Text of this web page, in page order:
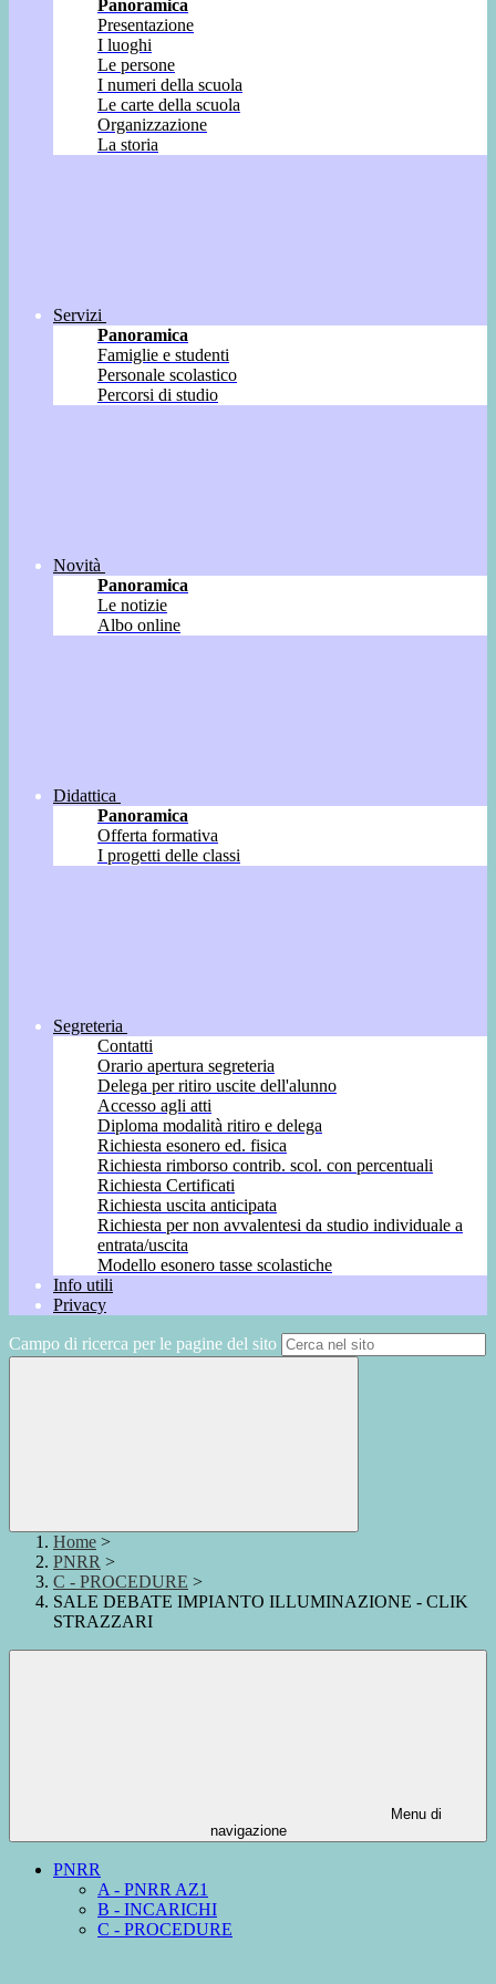
Panoramica
Presentazione
I luoghi
Le persone
I numeri della scuola
Le carte della scuola
Organizzazione
La storia
Servizi
Panoramica
Famiglie e studenti
Personale scolastico
Percorsi di studio
Novità
Panoramica
Le notizie
Albo online
Didattica
Panoramica
Offerta formativa
I progetti delle classi
Segreteria
Contatti
Orario apertura segreteria
Delega per ritiro uscite dell'alunno
Accesso agli atti
Diploma modalità ritiro e delega
Richiesta esonero ed. fisica
Richiesta rimborso contrib. scol. con percentuali
Richiesta Certificati
Richiesta uscita anticipata
Richiesta per non avvalentesi da studio individuale a
entrata/uscita
Modello esonero tasse scolastiche
Info utili
Privacy
Campo di ricerca per le pagine del sito
Home >
PNRR >
C - PROCEDURE >
SALE DEBATE IMPIANTO ILLUMINAZIONE - CLIK
STRAZZARI
Menu di
navigazione
PNRR
A - PNRR AZ1
B - INCARICHI
C - PROCEDURE